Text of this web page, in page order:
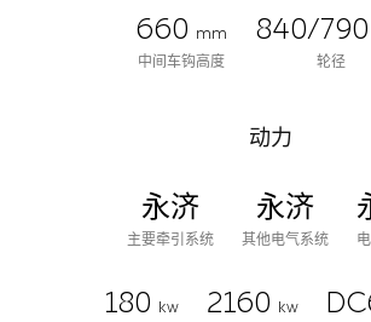
660 mm
中间车钩高度
840/790
轮径
动力
永济
主要牵引系统
永济
其他电气系统
180
kw
2160
kw